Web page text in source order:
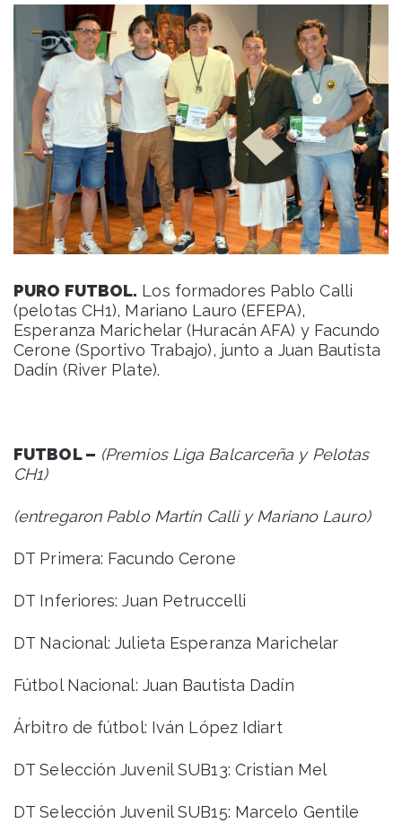
PURO FUTBOL. Los formadores Pablo Calli
(pelotas CH1), Mariano Lauro (EFEPA),
Esperanza Marichelar (Huracán AFA) y Facundo
Cerone (Sportivo Trabajo), junto a Juan Bautista
Dadín (River Plate).
FUTBOL – (Premios Liga Balcarceña y Pelotas
CH1)
(entregaron Pablo Martín Calli y Mariano Lauro)
DT Primera: Facundo Cerone
DT Inferiores: Juan Petruccelli
DT Nacional: Julieta Esperanza Marichelar
Fútbol Nacional: Juan Bautista Dadín
Árbitro de fútbol: Iván López Idiart
DT Selección Juvenil SUB13: Cristian Mel
DT Selección Juvenil SUB15: Marcelo Gentile